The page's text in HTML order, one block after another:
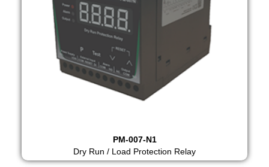
PM-007-N1
Dry Run / Load Protection Relay